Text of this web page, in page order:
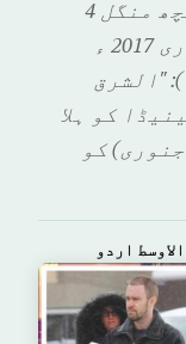
زخمی، مراکشی گواہ سے پوچھ گچھ منگل­ 4
جمادى الأولى 1438 ہجری­ 31 جنوری 2017 ء
"الشرق
کو ہلا
کے رکھ دیا، جب پرسوں رات (29 جنوری) کو
اردو